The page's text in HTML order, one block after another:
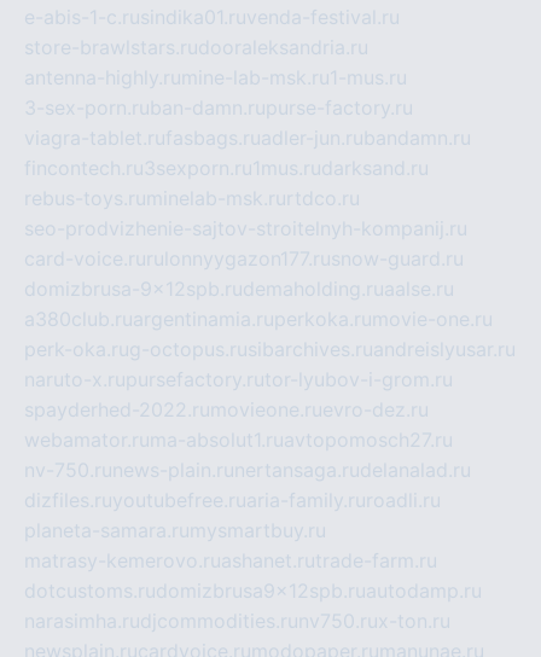
e-abis-1-c.rusindika01.ruvenda-festival.ru
store-brawlstars.rudooraleksandria.ru
antenna-highly.ru mine-lab-msk.ru1-mus.ru
3-sex-porn.ruban-damn.rupurse-factory.ru
viagra-tablet.rufasbags.ruadler-jun.rubandamn.ru
fincontech.ru3sexporn.ru1mus.rudarksand.ru
rebus-toys.ru minelab-msk.ru rtdco.ru
seo-prodvizhenie-sajtov-stroitelnyh-kompanij.ru
card-voice.ru rulonnyygazon177.rusnow-guard.ru
domizbrusa-9x12spb.rudemaholding.ruaalse.ru
a380club.ruargentinamia.ruperkoka.ru movie-one.ru
perk-oka.rug-octopus.rusibarchives.ruandreislyusar.ru
naruto-x.rupursefactory.rutor-lyubov-i-grom.ru
spayderhed-2022.ru movieone.ruevro-dez.ru
webamator.ru ma-absolut1.ruavtopomosch27.ru
nv-750.ru news-plain.ru nertansaga.rudelanalad.ru
dizfiles.ruyoutubefree.ruaria-family.ru roadli.ru
planeta-samara.ru mysmartbuy.ru
matrasy-kemerovo.ruashanet.rutrade-farm.ru
dotcustoms.rudomizbrusa9x12spb.ruautodamp.ru
narasimha.rudjcommodities.ru nv750.rux-ton.ru
newsplain.rucardvoice.ru modopaper.ru manunae.ru